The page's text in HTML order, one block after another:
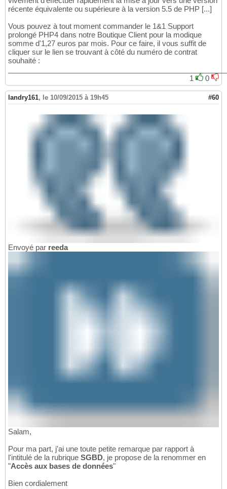
récente équivalente ou supérieure à la version 5.5 de PHP [...]
Vous pouvez à tout moment commander le 1&1 Support
prolongé PHP4 dans notre Boutique Client pour la modique
somme d'1,27 euros par mois. Pour ce faire, il vous suffit de
cliquer sur le lien se trouvant à côté du numéro de contrat
souhaité :
1
0
landry161, le 10/09/2015 à 19h45 #60
Envoyé par reeda
Salam,
Pour ma part, j'ai une toute petite remarque par rapport à
l'intitulé de la rubrique SGBD, je propose de la renommer en
"Accès aux bases de données"
Bien cordialement